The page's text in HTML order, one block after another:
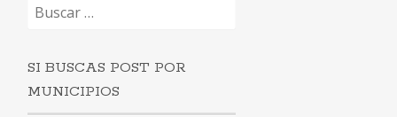
SI BUSCAS POST POR
MUNICIPIOS